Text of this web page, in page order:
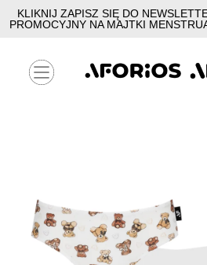
KLIKNIJ ZAPISZ SIĘ DO
PROMOCYJNY NA MAJTKI